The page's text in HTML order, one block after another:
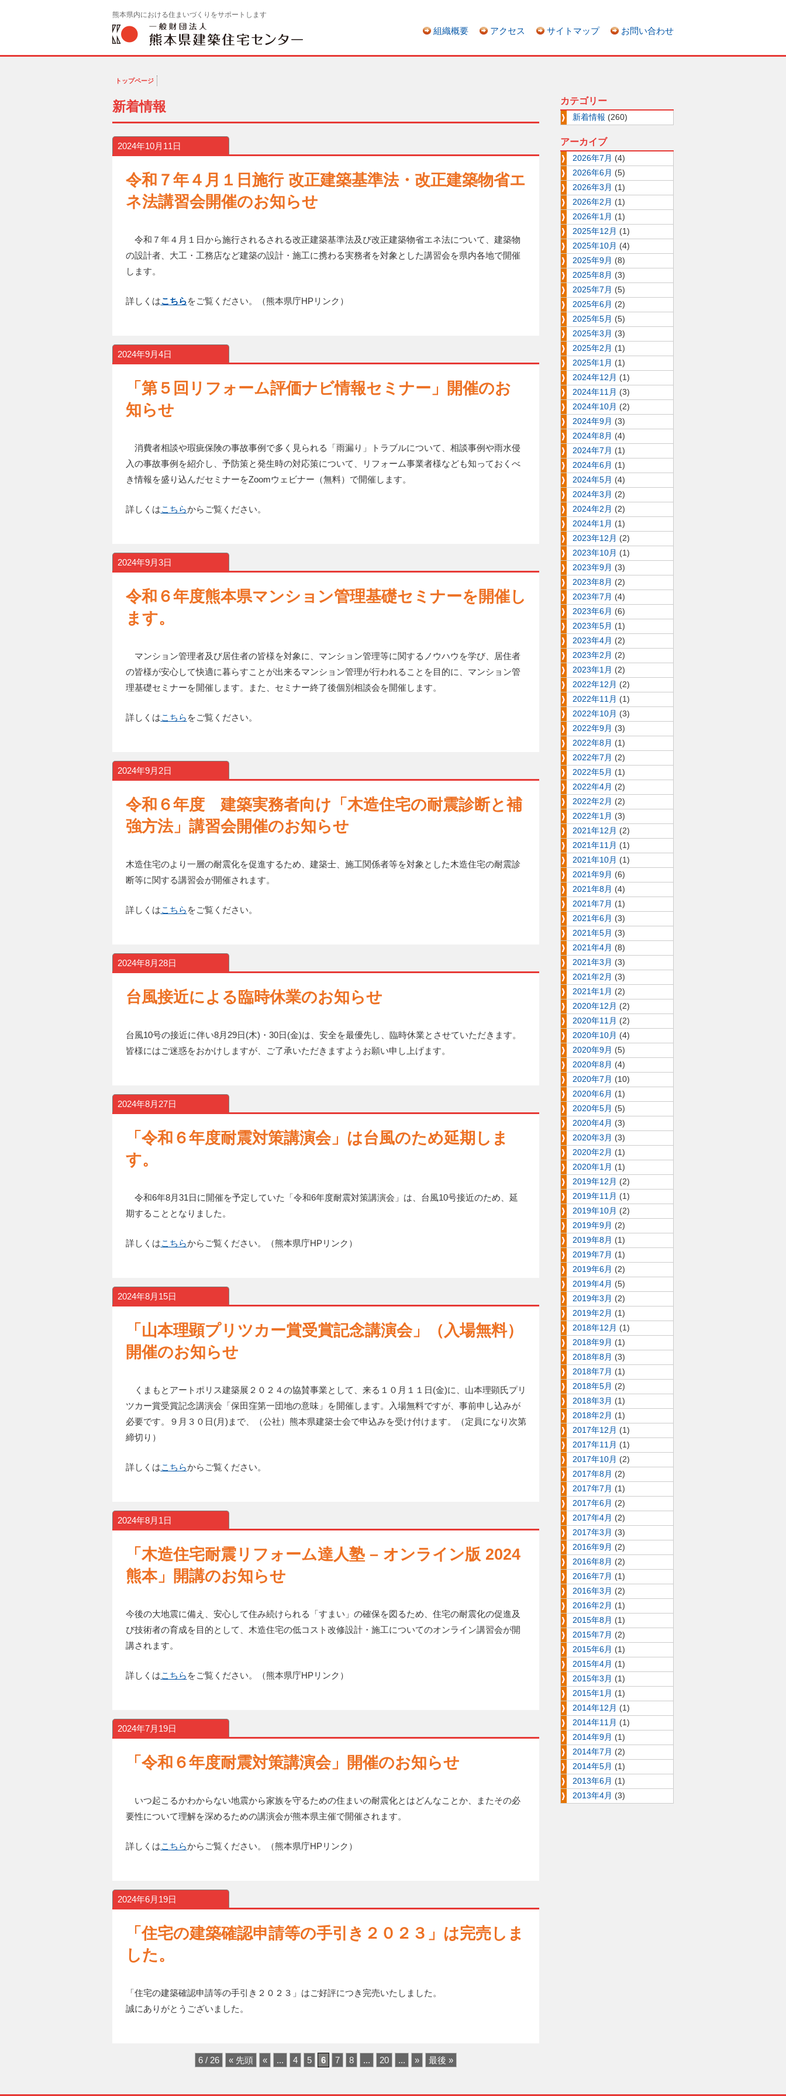
熊本県内における住まいづくりをサポートします
組織概要 アクセス サイトマップ お問い合わせ
トップページ
新着情報
2024年10月11日
令和７年４月１日施行 改正建築基準法・改正建築物省エ
ネ法講習会開催のお知らせ
令和７年４月１日から施行されるされる改正建築基準法及び改正建築物省エネ法について、建築物
の設計者、大工・工務店など建築の設計・施工に携わる実務者を対象とした講習会を県内各地で開催
します。
詳しくはこちらをご覧ください。（熊本県庁HPリンク）
2024年9月4日
「第５回リフォーム評価ナビ情報セミナー」開催のお
知らせ
消費者相談や瑕疵保険の事故事例で多く見られる「雨漏り」トラブルについて、相談事例や雨水侵
入の事故事例を紹介し、予防策と発生時の対応策について、リフォーム事業者様なども知っておくべ
き情報を盛り込んだセミナーをZoomウェビナー（無料）で開催します。
詳しくはこちらからご覧ください。
2024年9月3日
令和６年度熊本県マンション管理基礎セミナーを開催し
ます。
マンション管理者及び居住者の皆様を対象に、マンション管理等に関するノウハウを学び、居住者
の皆様が安心して快適に暮らすことが出来るマンション管理が行われることを目的に、マンション管
理基礎セミナーを開催します。また、セミナー終了後個別相談会を開催します。
詳しくはこちら をご覧ください。
2024年9月2日
令和６年度 建築実務者向け「木造住宅の耐震診断と補
強方法」講習会開催のお知らせ
木造住宅のより一層の耐震化を促進するため、建築士、施工関係者等を対象とした木造住宅の耐震診
断等に関する講習会が開催されます。
詳しくはこちら をご覧ください。
2024年8月28日
台風接近による臨時休業のお知らせ
台風10号の接近に伴い8月29日(木)・30日(金)は、安全を最優先し、臨時休業とさせていただきます。
皆様にはご迷惑をおかけしますが、ご了承いただきますようお願い申し上げます。
2024年8月27日
「令和６年度耐震対策講演会」は台風のため延期しま
す。
令和6年8月31日に開催を予定していた「令和6年度耐震対策講演会」は、台風10号接近のため、延
期することとなりました。
詳しくはこちらからご覧ください。（熊本県庁HPリンク）
2024年8月15日
「山本理顕プリツカー賞受賞記念講演会」（入場無料）
開催のお知らせ
くまもとアートポリス建築展２０２４の協賛事業として、来る１０月１１日(金)に、山本理顕氏プリ
ツカー賞受賞記念講演会「保田窪第一団地の意味」を開催します。入場無料ですが、事前申し込みが
必要です。９月３０日(月)まで、（公社）熊本県建築士会で申込みを受け付けます。（定員になり次第
締切り）
詳しくはこちらからご覧ください。
2024年8月1日
「木造住宅耐震リフォーム達人塾 – オンライン版 2024
熊本」開講のお知らせ
今後の大地震に備え、安心して住み続けられる「すまい」の確保を図るため、住宅の耐震化の促進及
び技術者の育成を目的として、木造住宅の低コスト改修設計・施工についてのオンライン講習会が開
講されます。
詳しくはこちら をご覧ください。（熊本県庁HPリンク）
2024年7月19日
「令和６年度耐震対策講演会」開催のお知らせ
いつ起こるかわからない地震から家族を守るための住まいの耐震化とはどんなことか、またその必
要性について理解を深めるための講演会が熊本県主催で開催されます。
詳しくはこちらからご覧ください。（熊本県庁HPリンク）
2024年6月19日
「住宅の建築確認申請等の手引き２０２３」は完売しま
した。
「住宅の建築確認申請等の手引き２０２３」はご好評につき完売いたしました。
誠にありがとうございました。
6 / 26 « 先頭 « ... 4 5 6 7 8 ... 20 ... » 最後 »
カテゴリー
新着情報 (260)
アーカイブ
2026年7月 (4)
2026年6月 (5)
2026年3月 (1)
2026年2月 (1)
2026年1月 (1)
2025年12月 (1)
2025年10月 (4)
2025年9月 (8)
2025年8月 (3)
2025年7月 (5)
2025年6月 (2)
2025年5月 (5)
2025年3月 (3)
2025年2月 (1)
2025年1月 (1)
2024年12月 (1)
2024年11月 (3)
2024年10月 (2)
2024年9月 (3)
2024年8月 (4)
2024年7月 (1)
2024年6月 (1)
2024年5月 (4)
2024年3月 (2)
2024年2月 (2)
2024年1月 (1)
2023年12月 (2)
2023年10月 (1)
2023年9月 (3)
2023年8月 (2)
2023年7月 (4)
2023年6月 (6)
2023年5月 (1)
2023年4月 (2)
2023年2月 (2)
2023年1月 (2)
2022年12月 (2)
2022年11月 (1)
2022年10月 (3)
2022年9月 (3)
2022年8月 (1)
2022年7月 (2)
2022年5月 (1)
2022年4月 (2)
2022年2月 (2)
2022年1月 (3)
2021年12月 (2)
2021年11月 (1)
2021年10月 (1)
2021年9月 (6)
2021年8月 (4)
2021年7月 (1)
2021年6月 (3)
2021年5月 (3)
2021年4月 (8)
2021年3月 (3)
2021年2月 (3)
2021年1月 (2)
2020年12月 (2)
2020年11月 (2)
2020年10月 (4)
2020年9月 (5)
2020年8月 (4)
2020年7月 (10)
2020年6月 (1)
2020年5月 (5)
2020年4月 (3)
2020年3月 (3)
2020年2月 (1)
2020年1月 (1)
2019年12月 (2)
2019年11月 (1)
2019年10月 (2)
2019年9月 (2)
2019年8月 (1)
2019年7月 (1)
2019年6月 (2)
2019年4月 (5)
2019年3月 (2)
2019年2月 (1)
2018年12月 (1)
2018年9月 (1)
2018年8月 (3)
2018年7月 (1)
2018年5月 (2)
2018年3月 (1)
2018年2月 (1)
2017年12月 (1)
2017年11月 (1)
2017年10月 (2)
2017年8月 (2)
2017年7月 (1)
2017年6月 (2)
2017年4月 (2)
2017年3月 (3)
2016年9月 (2)
2016年8月 (2)
2016年7月 (1)
2016年3月 (2)
2016年2月 (1)
2015年8月 (1)
2015年7月 (2)
2015年6月 (1)
2015年4月 (1)
2015年3月 (1)
2015年1月 (1)
2014年12月 (1)
2014年11月 (1)
2014年9月 (1)
2014年7月 (2)
2014年5月 (1)
2013年6月 (1)
2013年4月 (3)